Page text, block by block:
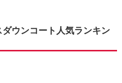
ウンコート人気ランキン